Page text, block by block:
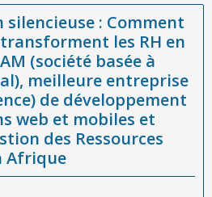
les chatbots transforment
(société basée à Dakar-Sénégal),
/ agence) de développement
et d'outil de Gestion des
: Comment
les RH en
(société basée à
meilleure entreprise
de développement
web et mobiles et
des Ressources
Afrique